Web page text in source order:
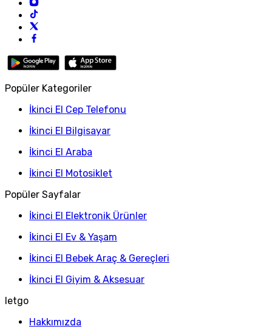
Popüler Kategoriler
İkinci El Cep Telefonu
İkinci El Bilgisayar
İkinci El Araba
İkinci El Motosiklet
Popüler Sayfalar
İkinci El Elektronik Ürünler
İkinci El Ev & Yaşam
İkinci El Bebek Araç & Gereçleri
İkinci El Giyim & Aksesuar
letgo
Hakkımızda